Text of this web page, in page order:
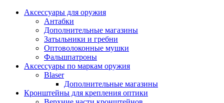
Аксессуары для оружия
Антабки
Дополнительные магазины
Затыльники и гребни
Оптоволоконные мушки
Фальшпатроны
Аксессуары по маркам оружия
Blaser
Дополнительные магазины
Кронштейны для крепления оптики